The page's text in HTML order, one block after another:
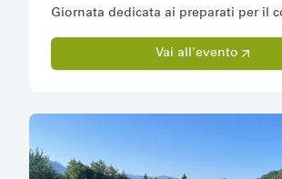
Giornata dedicata ai preparati per il
Vai all'evento